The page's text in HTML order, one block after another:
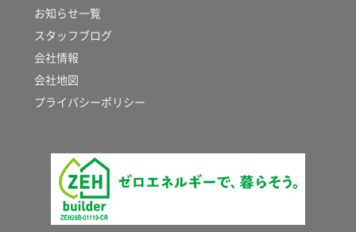
お知らせ一覧
スタッフブログ
会社情報
会社地図
プライバシーポリシー